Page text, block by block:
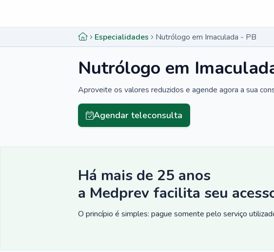
Especialidades Nutrólogo em Imaculada - PB
Nutrólogo em
Aproveite os valores reduzidos e agende agora a sua
Agendar teleconsulta
Há mais de 25 anos
a Medprev facilita seu
O princípio é simples: pague somente pelo serviço